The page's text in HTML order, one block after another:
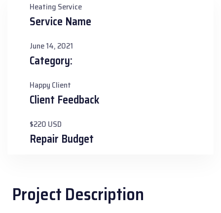
Heating Service
Service Name
June 14, 2021
Category:
Happy Client
Client Feedback
$220 USD
Repair Budget
Project Description